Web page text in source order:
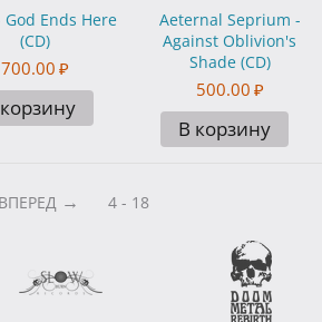
God Ends Here
(CD)
700.00 ₽
Aeternal Seprium -
Against Oblivion's
Shade (CD)
500.00 ₽
В корзину
ВПЕРЕД 4 - 18